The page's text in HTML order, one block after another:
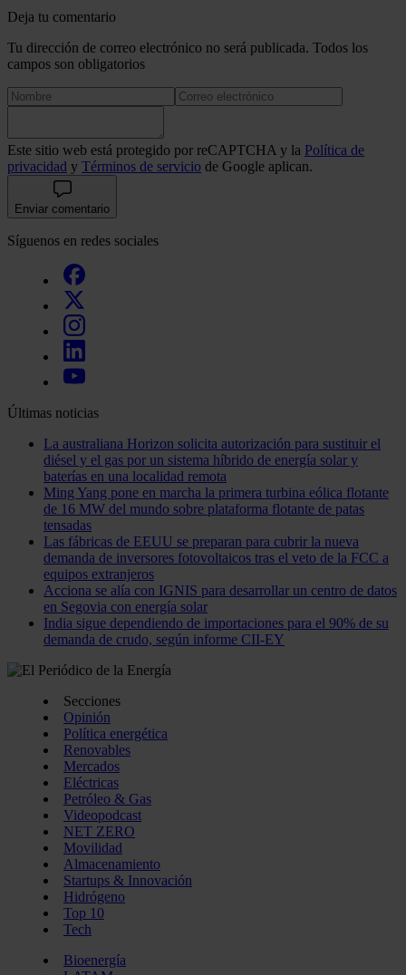
Deja tu comentario
Tu dirección de correo electrónico no será publicada. Todos los
campos son obligatorios
Este sitio web está protegido por reCAPTCHA y la Política de
privacidad y Términos de servicio de Google aplican.
Enviar comentario
Síguenos en redes sociales
Últimas noticias
La australiana Horizon solicita autorización para sustituir el
diésel y el gas por un sistema híbrido de energía solar y
baterías en una localidad remota
Ming Yang pone en marcha la primera turbina eólica flotante
de 16 MW del mundo sobre plataforma flotante de patas
tensadas
Las fábricas de EEUU se preparan para cubrir la nueva
demanda de inversores fotovoltaicos tras el veto de la FCC a
equipos extranjeros
Acciona se alía con IGNIS para desarrollar un centro de datos
en Segovia con energía solar
India sigue dependiendo de importaciones para el 90% de su
demanda de crudo, según informe CII-EY
Secciones
Opinión
Política energética
Renovables
Mercados
Eléctricas
Petróleo & Gas
Videopodcast
NET ZERO
Movilidad
Almacenamiento
Startups & Innovación
Hidrógeno
Top 10
Tech
Bioenergía